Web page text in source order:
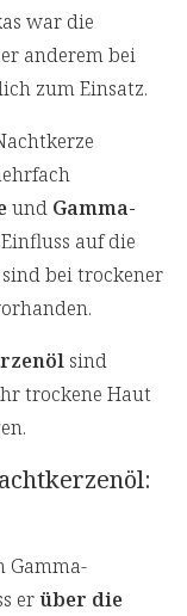
war die
anderem bei
zum Einsatz.
und Gamma-
auf die
bei trockener
sind
trockene Haut
Gamma-
erüber die